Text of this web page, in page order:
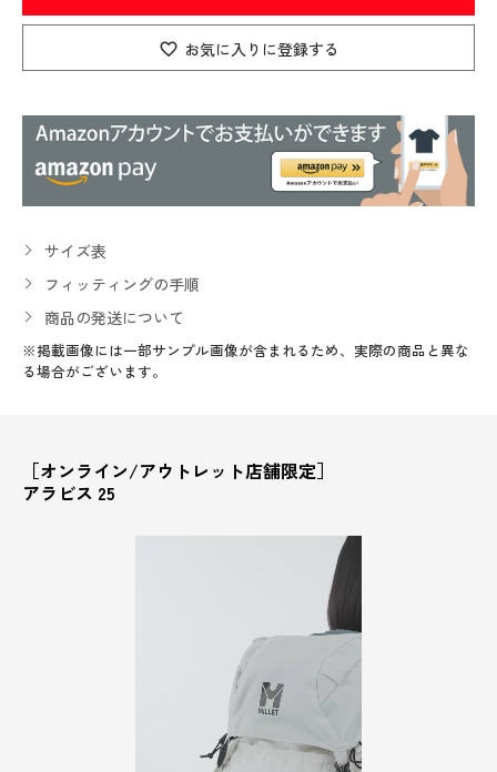
お気に入りに登録する
サイズ表
フィッティングの手順
商品の発送について
※掲載画像には一部サンプル画像が含まれるため、実際の商品と異な
る場合がございます。
［オンライン/アウトレット店舗限定］
アラビス 25